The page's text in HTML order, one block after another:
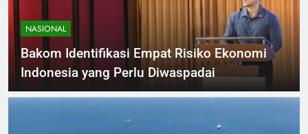
NASIONAL
Bakom Identifikasi Empat Risiko Ekonomi
Indonesia yang Perlu Diwaspadai